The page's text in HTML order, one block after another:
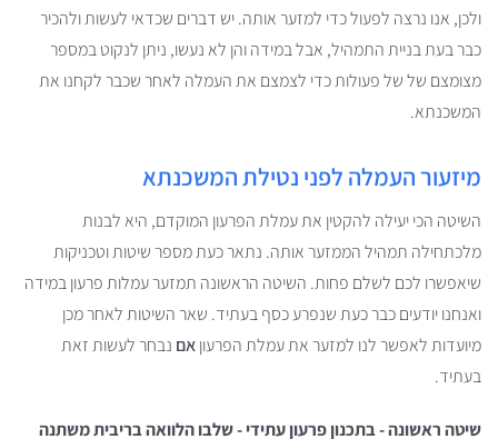
ולכן, אנו נרצה לפעול כדי למזער אותה. יש דברים שכדאי לעשות ולהכיר
כבר בעת בניית התמהיל, אבל במידה והן לא נעשו, ניתן לנקוט במספר
מצומצם של של פעולות כדי לצמצם את העמלה לאחר שכבר לקחנו את
המשכנתא.
מיזעור העמלה לפני נטילת המשכנתא
השיטה הכי יעילה להקטין את עמלת הפרעון המוקדם, היא לבנות
מלכתחילה תמהיל הממזער אותה. נתאר כעת מספר שיטות וטכניקות
שיאפשרו לכם לשלם פחות. השיטה הראשונה תמזער עמלות פרעון במידה
ואנחנו יודעים כבר כעת שנפרע כסף בעתיד. שאר השיטות לאחר מכן
מיועדות לאפשר לנו למזער את עמלת הפרעוןאם נבחר לעשות זאת
בעתיד.
שיטה ראשונה - בתכנון פרעון עתידי - שלבו הלוואה בריבית משתנה